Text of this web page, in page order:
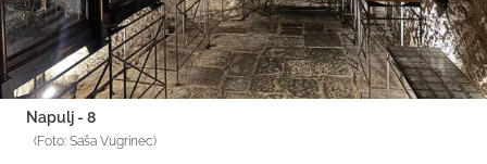
Napulj - 8
(Foto: Saša Vugrinec)